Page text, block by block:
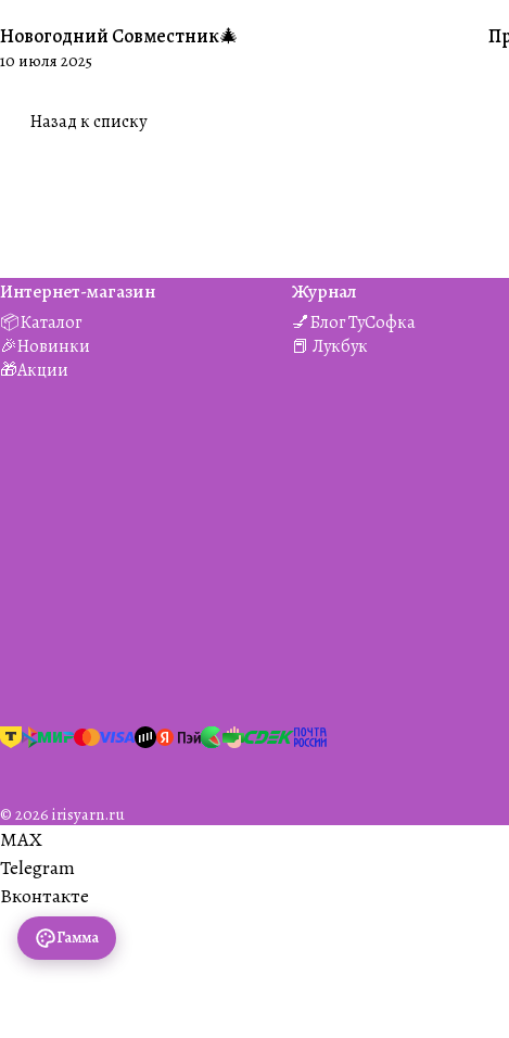
#Совместники
Новогодний Совместник🎄
10 июля 2025
Назад к списку
Интернет-магазин
📦Каталог
🎉Новинки
🎁Акции
Журнал
💅Блог ТуСофка
📕 Лукбук
© 2026 irisyarn.ru
Гамма
MAX
Telegram
Вконтакте